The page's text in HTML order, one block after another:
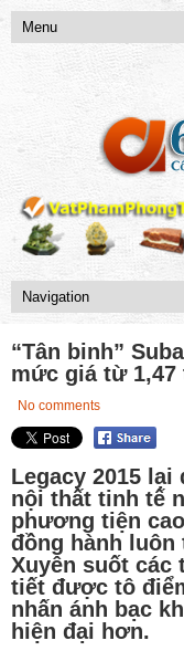
“Tân binh”
mức giá từ 1,47
No comments
Legacy 2015
nội thất tinh tế
phương tiện
đồng hành
Xuyên suốt các
tiết được tô
nhấn ánh bạc
hiện đại hơn.